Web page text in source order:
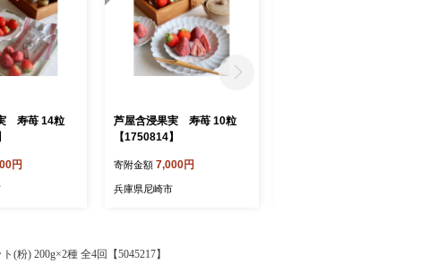
寿苺 14粒
円
芦屋含浸果実 寿苺 10粒
【1750814】
寄附金額 7,000円
兵庫県尼崎市
粉) 200g×2種 全4回【5045217】